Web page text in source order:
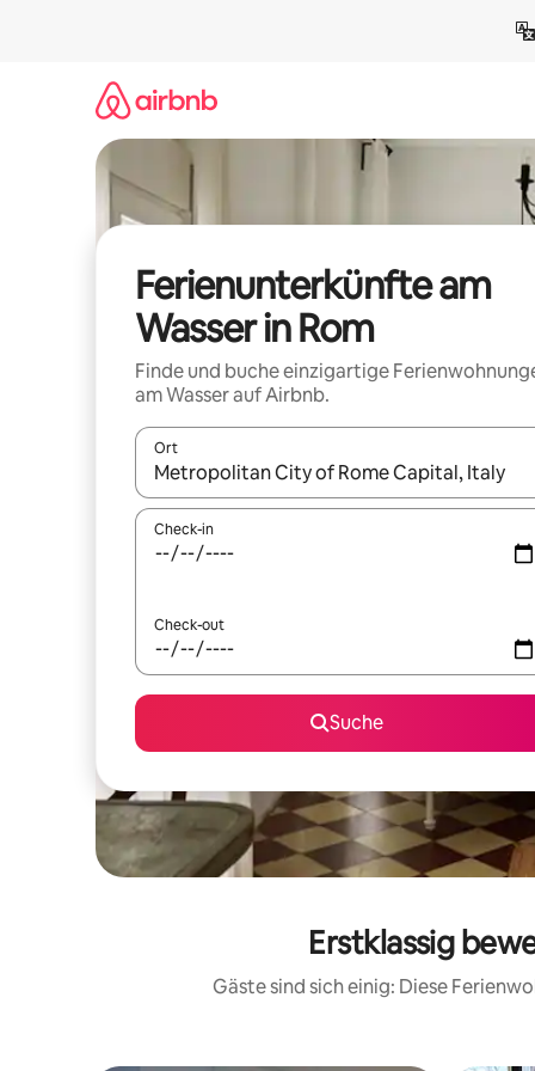
Ferienunterkünfte am
Wasser in Rom
Finde und buche einzigartige
am Wasser auf Airbnb.
Ort
Wenn Ergebnisse verfügbar sind, navigiere mit
Check-in
Check-out
Suche
Erstklassig
Gäste sind sich einig: Diese